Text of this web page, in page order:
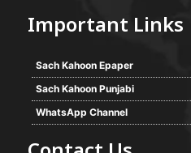
Important Links
Sach Kahoon Epaper
Sach Kahoon Punjabi
WhatsApp Channel